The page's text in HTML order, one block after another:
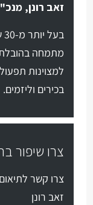
זאב רונן,
מתמחה בהובלת
למצוינות
בכירים וליזמים.
צרו שיפור
זאב רונן